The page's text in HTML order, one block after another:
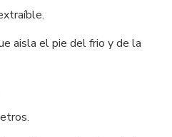
aisla el pie del frio y de la